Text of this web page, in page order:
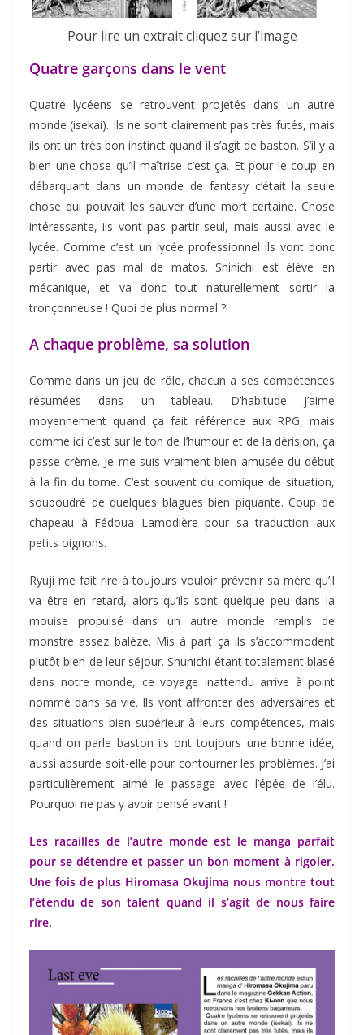
Pour lire un extrait cliquez sur l’image
Quatre garçons dans le vent
Quatre lycéens se retrouvent projetés dans un autre
monde (isekai). Ils ne sont clairement pas très futés, mais
ils ont un très bon instinct quand il s’agit de baston. S’il y a
bien une chose qu’il maîtrise c’est ça. Et pour le coup en
débarquant dans un monde de fantasy c’était la seule
chose qui pouvait les sauver d’une mort certaine. Chose
intéressante, ils vont pas partir seul, mais aussi avec le
lycée. Comme c’est un lycée professionnel ils vont donc
partir avec pas mal de matos. Shinichi est élève en
mécanique, et va donc tout naturellement sortir la
tronçonneuse ! Quoi de plus normal ?!
A chaque problème, sa solution
Comme dans un jeu de rôle, chacun a ses compétences
résumées dans un tableau. D’habitude j’aime
moyennement quand ça fait référence aux RPG, mais
comme ici c’est sur le ton de l’humour et de la dérision, ça
passe crème. Je me suis vraiment bien amusée du début
à la fin du tome. C’est souvent du comique de situation,
soupoudré de quelques blagues bien piquante. Coup de
chapeau à Fédoua Lamodière pour sa traduction aux
petits oignons.
Ryuji me fait rire à toujours vouloir prévenir sa mère qu’il
va être en retard, alors qu’ils sont quelque peu dans la
mouise propulsé dans un autre monde remplis de
monstre assez balèze. Mis à part ça ils s’accommodent
plutôt bien de leur séjour. Shunichi étant totalement blasé
dans notre monde, ce voyage inattendu arrive à point
nommé dans sa vie. Ils vont affronter des adversaires et
des situations bien supérieur à leurs compétences, mais
quand on parle baston ils ont toujours une bonne idée,
aussi absurde soit-elle pour contourner les problèmes. J’ai
particulièrement aimé le passage avec l’épée de l’élu.
Pourquoi ne pas y avoir pensé avant !
Les racailles de l’autre monde est le manga parfait
pour se détendre et passer un bon moment à rigoler.
Une fois de plus Hiromasa Okujima nous montre tout
l’étendu de son talent quand il s’agit de nous faire
rire.